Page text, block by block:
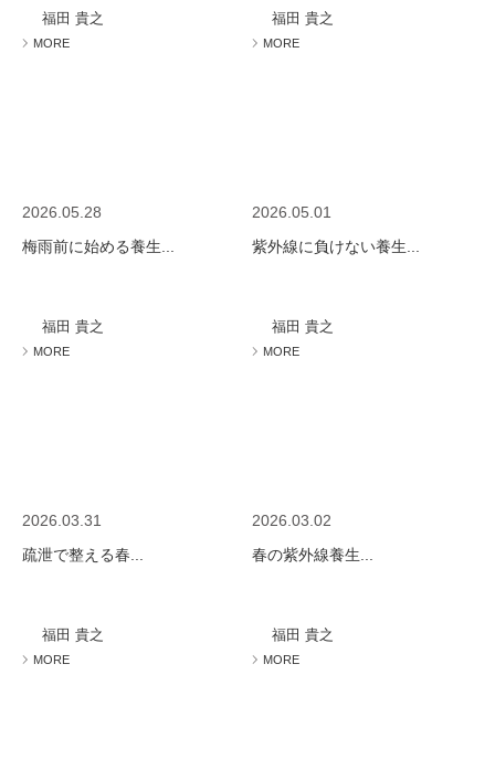
福田 貴之
MORE
福田 貴之
MORE
2026.05.28
梅雨前に始める養生...
福田 貴之
MORE
2026.05.01
紫外線に負けない養生...
福田 貴之
MORE
2026.03.31
疏泄で整える春...
福田 貴之
MORE
2026.03.02
春の紫外線養生...
福田 貴之
MORE